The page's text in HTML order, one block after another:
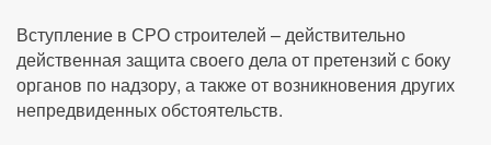
Вступление в СРО строителей – действительно
действенная защита своего дела от претензий с боку
органов по надзору, а также от возникновения других
непредвиденных обстоятельств.